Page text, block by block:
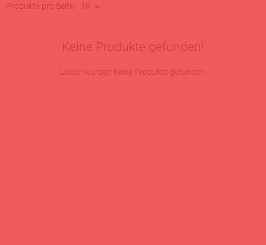
Produkte pro Seite 16
Keine Produkte gefunden!
Leider wurden keine Produkte gefunden.